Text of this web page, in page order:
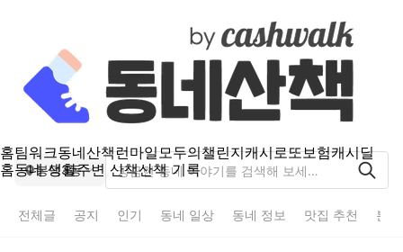
홈팀워크동네산책런마일모두의챌린지캐시로또보험캐시딜
홈동네 생활주변 산책산책 기록
봉덕3동
전체글 공지 인기 동네 일상 동네 정보 맛집 추천 분